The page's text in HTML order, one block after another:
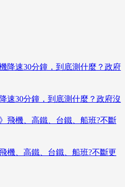
速30分鐘，到底測什麼？政府沒
機、高鐵、台鐵、船班?不斷更